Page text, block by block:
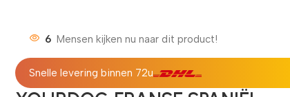
6 Mensen kijken nu naar dit product!
Snelle levering binnen 72u